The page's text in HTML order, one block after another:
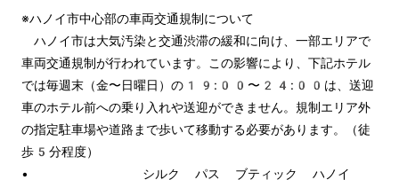
※ハノイ市中心部の車両交通規制について
ハノイ市は大気汚染と交通渋滞の緩和に向け、一部エリアで
車両交通規制が行われています。この影響により、下記ホテル
では毎週末（金〜日曜日）の19:00〜24:00は、送迎
車のホテル前への乗り入れや送迎ができません。規制エリア外
の指定駐車場や道路まで歩いて移動する必要があります。（徒
歩5分程度）
•	シルク パス ブティック ハノイ